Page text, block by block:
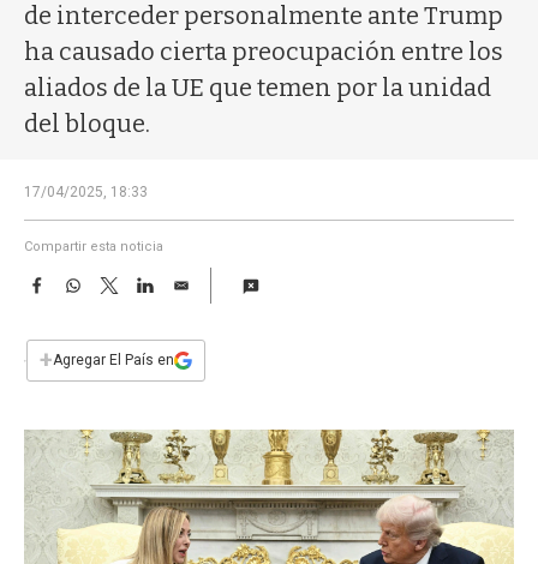
de interceder personalmente ante Trump
ha causado cierta preocupación entre los
aliados de la UE que temen por la unidad
del bloque.
17/04/2025, 18:33
Compartir esta noticia
F
e
b
k
W
s
p
T
w
t
L
n
E
i
l
+Agregar El País en